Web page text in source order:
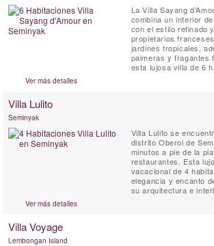
La Villa Sayang
combina un interior
con el estilo refinado
propietarios
jardines tropicales,
palmeras y fragantes
esta lujosa villa de 6
residencia
Hospedarse en la
cuento de Las Mil y
Ver más detalles
Villa Lulito
Seminyak
Villa Lulito se
distrito Oberoi de
minutos a pie de la
restaurantes. Esta
vacacional de 4
elegancia y encanto
su arquitectura e
impecables, Villa
en Bali para
Ver más detalles
Villa Voyage
Lembongan Island